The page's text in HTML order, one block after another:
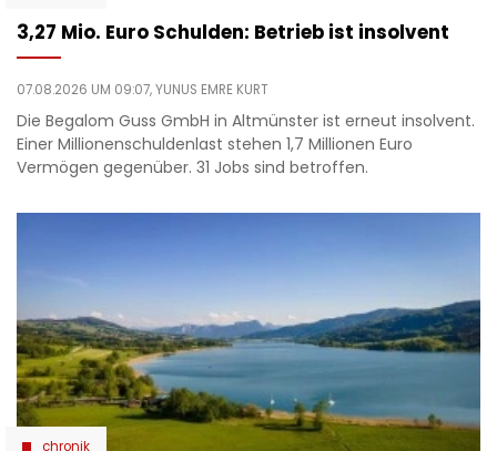
3,27 Mio. Euro Schulden: Betrieb ist insolvent
07.08.2026 UM 09:07,YUNUS EMRE KURT
Die Begalom Guss GmbH in Altmünster ist erneut insolvent.
Einer Millionenschuldenlast stehen 1,7 Millionen Euro
Vermögen gegenüber. 31 Jobs sind betroffen.
chronik